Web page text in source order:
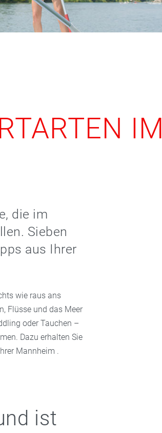
IM
die im
Sieben
aus Ihrer
wie raus ans
Flüsse und das Meer
oder Tauchen –
Dazu erhalten Sie
Mannheim .
ist